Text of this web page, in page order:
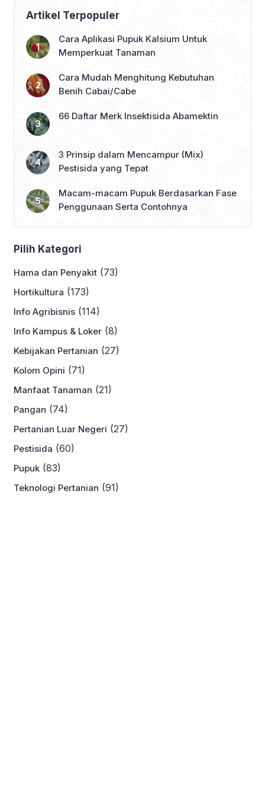
Artikel Terpopuler
Cara Aplikasi Pupuk Kalsium Untuk
Memperkuat Tanaman
Cara Mudah Menghitung Kebutuhan
Benih Cabai/Cabe
66 Daftar Merk Insektisida Abamektin
3 Prinsip dalam Mencampur (Mix)
Pestisida yang Tepat
Macam-macam Pupuk Berdasarkan Fase
Penggunaan Serta Contohnya
Pilih Kategori
Hama dan Penyakit (73)
Hortikultura (173)
Info Agribisnis (114)
Info Kampus & Loker (8)
Kebijakan Pertanian (27)
Kolom Opini (71)
Manfaat Tanaman (21)
Pangan (74)
Pertanian Luar Negeri (27)
Pestisida (60)
Pupuk (83)
Teknologi Pertanian (91)